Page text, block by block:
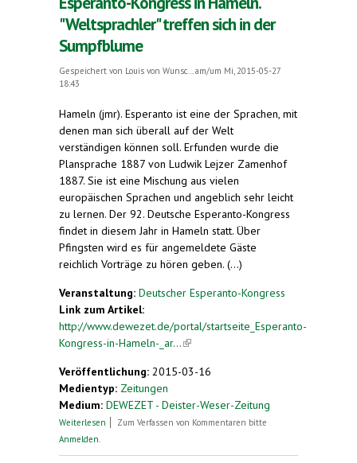
"Weltsprachler" treffen sich in der
Sumpfblume
Gespeichert von Louis von Wunsc...
am/um Mi, 2015-05-27
18:43
Hameln (jmr). Esperanto ist eine der Sprachen, mit
denen man sich überall auf der Welt
verständigen können soll. Erfunden wurde die
Plansprache 1887 von Ludwik Lejzer Zamenhof
1887. Sie ist eine Mischung aus vielen
europäischen Sprachen und angeblich sehr leicht
zu lernen. Der 92. Deutsche Esperanto-Kongress
findet in diesem Jahr in Hameln statt. Über
Pfingsten wird es für angemeldete Gäste
reichlich Vorträge zu hören geben. (...)
Veranstaltung: Deutscher Esperanto-Kongress
Link zum Artikel:
http://www.dewezet.de/portal/startseite_Esperanto-
Kongress-in-Hameln-_ar...(link is external)
Veröffentlichung: 2015-03-16
Medientyp: Zeitungen
Medium: DEWEZET - Deister-Weser-Zeitung
Weiterlesen über Esperanto-Kongress in Hameln.
Zum Verfassen von Kommentaren bitte
Anmelden